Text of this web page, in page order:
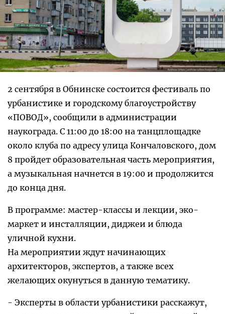
2 сентября в Обнинске состоится фестиваль по
урбанистике и городскому благоустройству
«ПОВОД», сообщили в администрации
наукограда. С 11:00 до 18:00 на танцплощадке
около клуба по адресу улица Кончаловского, дом
8 пройдет образовательная часть мероприятия,
а музыкальная начнется в 19:00 и продолжится
до конца дня.
В программе: мастер-классы и лекции, эко-
маркет и инсталляции, диджеи и блюда
уличной кухни.
На мероприятии ждут начинающих
архитекторов, экспертов, а также всех
желающих окунуться в данную тематику.
- Эксперты в области урбанистики расскажут,